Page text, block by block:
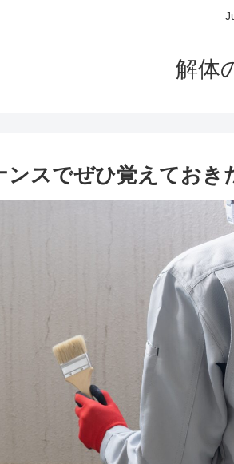
解体
ンスでぜひ覚えておき